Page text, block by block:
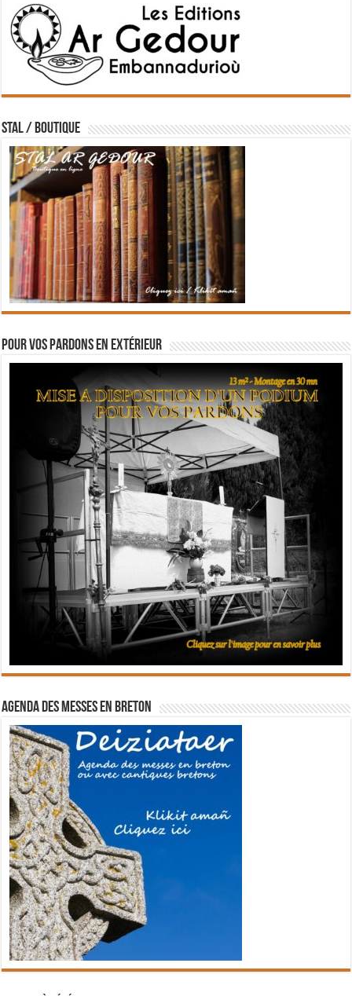
STAL / BOUTIQUE
Pour vos pardons en extérieur
Agenda des messes en breton